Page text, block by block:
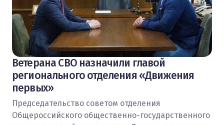
Ветерана СВО назначили главой
регионального отделения «Движения
первых»
Председательство советом отделения
Общероссийского общественно-государственного